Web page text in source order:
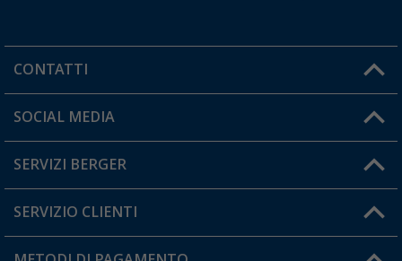
CONTATTI
Orari di apertura del servizio:
Hai una domanda?
SOCIAL MEDIA
SERVIZI BERGER
Diventare rivenditori
Il mio Account
SERVIZIO CLIENTI